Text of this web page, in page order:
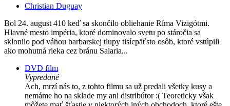
Christian Duguay
Bol 24. august 410 keď sa skončilo obliehanie Ríma Vizigótmi.
Hlavné mesto impéria, ktoré dominovalo svetu po stáročia sa
sklonilo pod váhou barbarskej tlupy tisícpäťsto osôb, ktoré vstúpili
ako mohutná rieka cez bránu Salaria...
DVD film
Vypredané
Ach, mrzí nás to, z tohto filmu sa už predali všetky kusy a
nemáme ho na sklade my ani distribútor :( Teoreticky však